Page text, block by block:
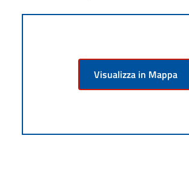
Visualizza in Mappa